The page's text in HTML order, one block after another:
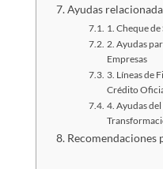
Ayudas
1. Cheque
2. Ayudas
Empresas
3. Líneas de
Crédito
4. Ayudas
Recomendaciones